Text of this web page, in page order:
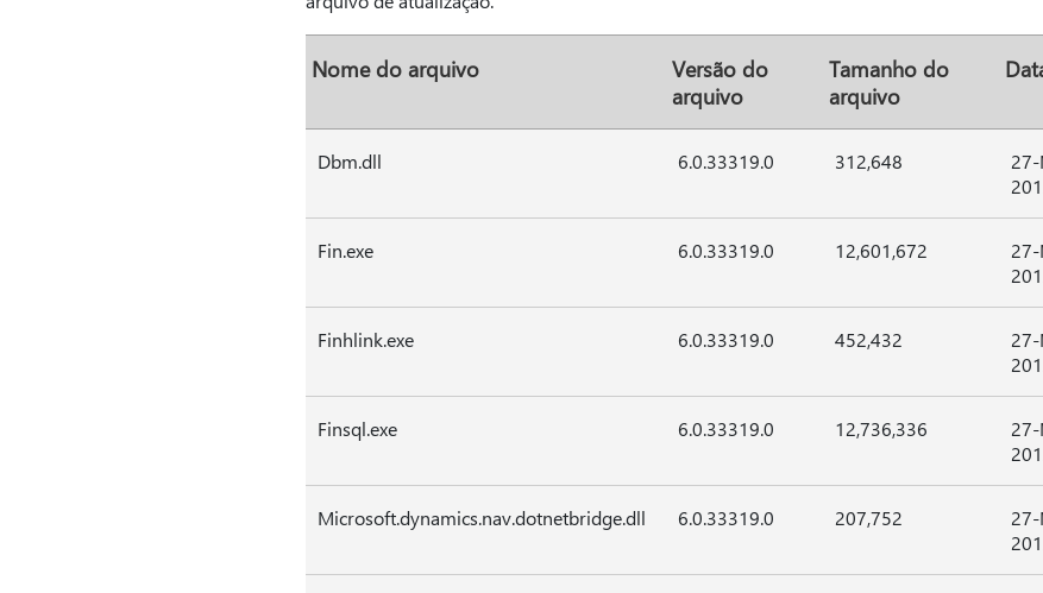
Nome do arquivo
Versão do
arquivo
Tamanho do
arquivo
Dbm.dll 6.0.33319.0 312,648
Fin.exe 6.0.33319.0 12,601,672
Finhlink.exe 6.0.33319.0 452,432
Finsql.exe 6.0.33319.0 12,736,336
Microsoft.dynamics.nav.dotnetbridge.dll 6.0.33319.0 207,752